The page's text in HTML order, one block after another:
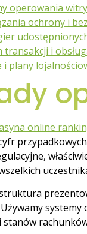
operowania
ochrony i
transakcji i
i plany
online